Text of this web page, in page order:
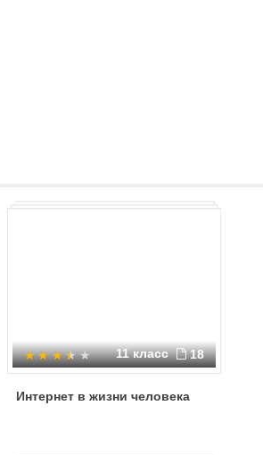
11 класс 18
Интернет в жизни человека